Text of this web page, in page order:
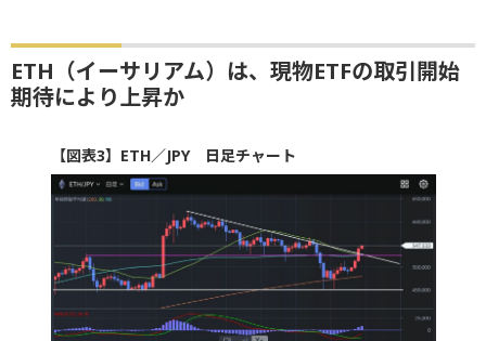
ETH（イーサリアム）は、現物ETFの取引開始
期待により上昇か
【図表3】ETH／JPY 日足チャート